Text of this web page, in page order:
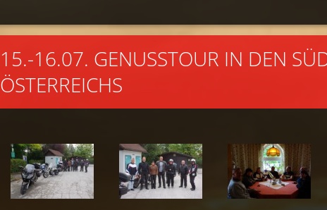
15.-16.07. GENUSSTOUR IN DEN
ÖSTERREICHS